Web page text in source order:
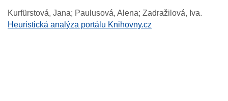
Kurfürstová, Jana; Paulusová, Alena; Zadražilová, Iva.
Heuristická analýza portálu Knihovny.cz